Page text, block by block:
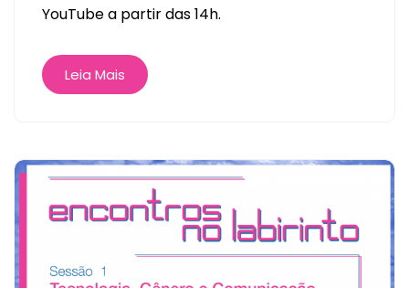
YouTube a partir das 14h.
Leia Mais